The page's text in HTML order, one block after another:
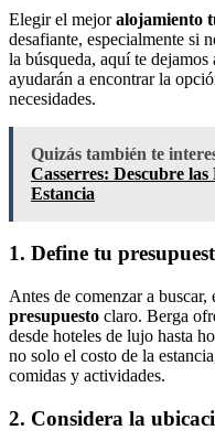
Elegir el mejoralojamiento
desafiante, especialmente si
la búsqueda, aquí te
ayudarán a encontrar la
necesidades.
Quizás también te
Casserres: Descubre
Estancia
1. Define tu
Antes de comenzar a buscar,
presupuesto claro. Berga
desde hoteles de lujo hasta
no solo el costo de la
comidas y actividades.
2. Considera la